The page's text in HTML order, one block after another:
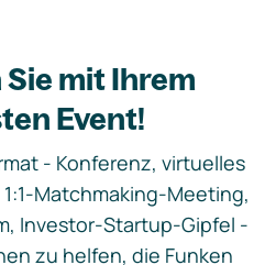
mit Ihrem
Event!
- Konferenz, virtuelles
Matchmaking-Meeting,
Investor-Startup-Gipfel -
zu helfen, die Funken